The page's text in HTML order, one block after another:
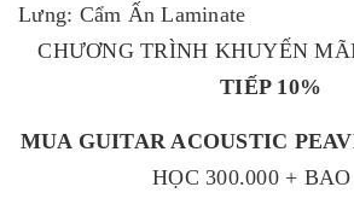
Lưng: Cẩm Ấn Laminate
CHƯƠNG TRÌNH KHUYẾN
TIẾP 10%
MUA GUITAR ACOUSTIC
HỌC 300.000 +